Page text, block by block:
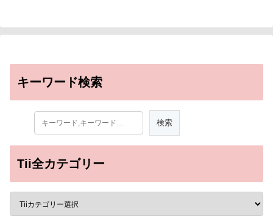
キーワード検索
Tii全カテゴリー